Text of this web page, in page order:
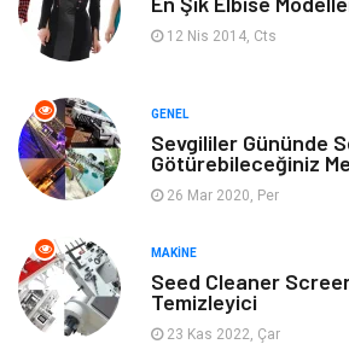
Ev Dekorasyon
Anne & Çocuk Genel
Ev İşleri
Gençlik & Eğlence
Mobilya
12 Nis 2014, Cts
GENEL
Sevgililer Gününde
Götürebileceğiniz
26 Mar 2020, Per
MAKINE
Seed Cleaner
Temizleyici
23 Kas 2022, Çar